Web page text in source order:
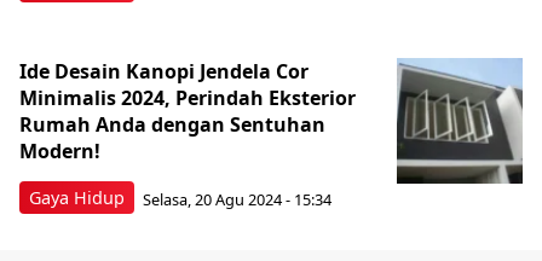
Gaya Hidup
Ide Desain Kanopi Jendela Cor
Minimalis 2024, Perindah Eksterior
Rumah Anda dengan Sentuhan
Modern!
Selasa, 20 Agu 2024 - 15:34